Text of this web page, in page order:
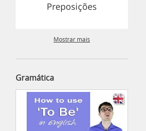
Preposições
Mostrar mais
Gramática